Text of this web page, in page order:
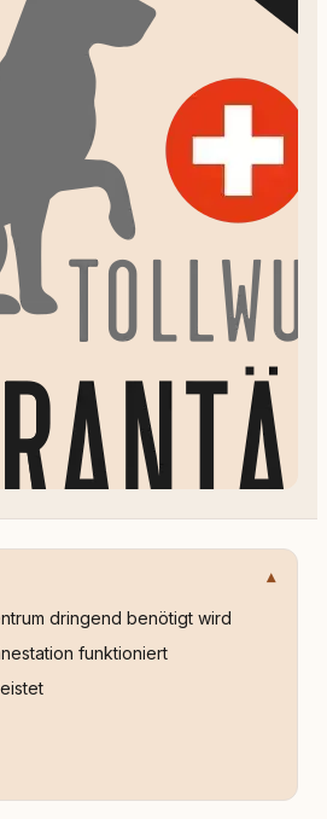
dringend benötigt wird
funktioniert